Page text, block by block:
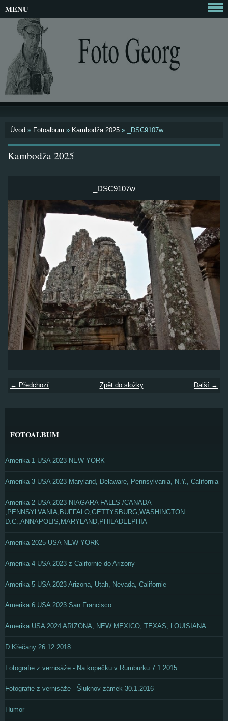
Úvod » Fotoalbum » Kambodža 2025 » _DSC9107w
Kambodža 2025
_DSC9107w
← Předchozí Další →
Zpět do složky
MENU
FOTOALBUM
Amerika 1 USA 2023 NEW YORK
Amerika 3 USA 2023 Maryland, Delaware, Pennsylvania, N.Y., California
Amerika 2 USA 2023 NIAGARA FALLS /CANADA
,PENNSYLVANIA,BUFFALO,GETTYSBURG,WASHINGTON
D.C.,ANNAPOLIS,MARYLAND,PHILADELPHIA
Amerika 2025 USA NEW YORK
Amerika 4 USA 2023 z Californie do Arizony
Amerika 5 USA 2023 Arizona, Utah, Nevada, Californie
Amerika 6 USA 2023 San Francisco
Amerika USA 2024 ARIZONA, NEW MEXICO, TEXAS, LOUISIANA
D.Křečany 26.12.2018
Fotografie z vernisáže - Na kopečku v Rumburku 7.1.2015
Fotografie z vernisáže - Šluknov zámek 30.1.2016
Humor